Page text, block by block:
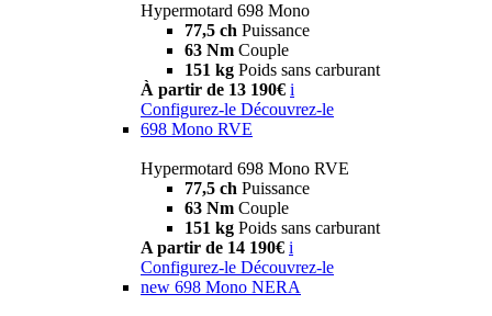
Hypermotard 698 Mono
77,5 ch Puissance
63 Nm Couple
151 kg Poids sans carburant
À partir de 13 190€ i
Configurez-le Découvrez-le
698 Mono RVE
Hypermotard 698 Mono RVE
77,5 ch Puissance
63 Nm Couple
151 kg Poids sans carburant
A partir de 14 190€ i
Configurez-le Découvrez-le
new 698 Mono NERA